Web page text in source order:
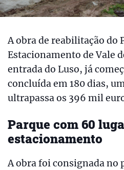
A obra de reabilitação do
Estacionamento de Vale
entrada do Luso, já
concluída em 180 dias,
ultrapassa os 396 mil
Parque com 60
estacionamento
A obra foi consignada no